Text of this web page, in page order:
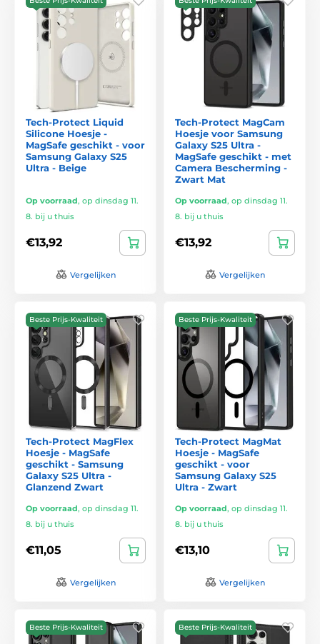
Tech-Protect Liquid
Silicone Hoesje -
MagSafe geschikt - voor
Samsung Galaxy S25
Ultra - Beige
Op voorraad, op dinsdag 11.
8. bij u thuis
€13,92
Vergelijken
Tech-Protect MagCam
Hoesje voor Samsung
Galaxy S25 Ultra -
MagSafe geschikt - met
Camera Bescherming -
Zwart Mat
Op voorraad, op dinsdag 11.
8. bij u thuis
€13,92
Vergelijken
Beste Prijs-Kwaliteit
Tech-Protect MagFlex
Hoesje - MagSafe
geschikt - Samsung
Galaxy S25 Ultra -
Glanzend Zwart
Op voorraad, op dinsdag 11.
8. bij u thuis
€11,05
Vergelijken
Beste Prijs-Kwaliteit
Tech-Protect MagMat
Hoesje - MagSafe
geschikt - voor
Samsung Galaxy S25
Ultra - Zwart
Op voorraad, op dinsdag 11.
8. bij u thuis
€13,10
Vergelijken
Beste Prijs-Kwaliteit Beste Prijs-Kwaliteit